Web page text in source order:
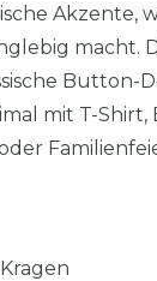
Akzente,
macht.
Button-
mit T-